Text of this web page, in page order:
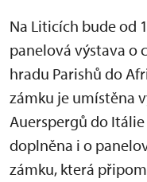
Na Liticích bude od
panelová výstava o
hradu Parishů do
zámku je umístěna
Auerspergů do
doplněna i o
zámku, která